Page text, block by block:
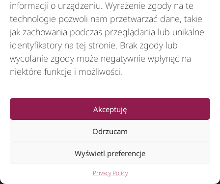
informacji o urządzeniu. Wyrażenie zgody na te
technologie pozwoli nam przetwarzać dane, takie
jak zachowania podczas przeglądania lub unikalne
identyfikatory na tej stronie. Brak zgody lub
wycofanie zgody może negatywnie wpłynąć na
niektóre funkcje i możliwości.
Akceptuję
Odrzucam
Wyświetl preferencje
Privacy Policy
© 2012-2026 CSI Leasing, Inc. All Right Reserved.